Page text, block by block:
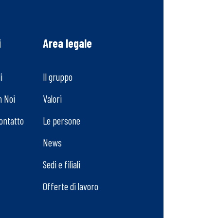
Noi
Area legale
Il gruppo
Valori
Le persone
News
Sedi e filiali
Offerte di lavoro